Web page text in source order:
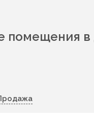
помещения в